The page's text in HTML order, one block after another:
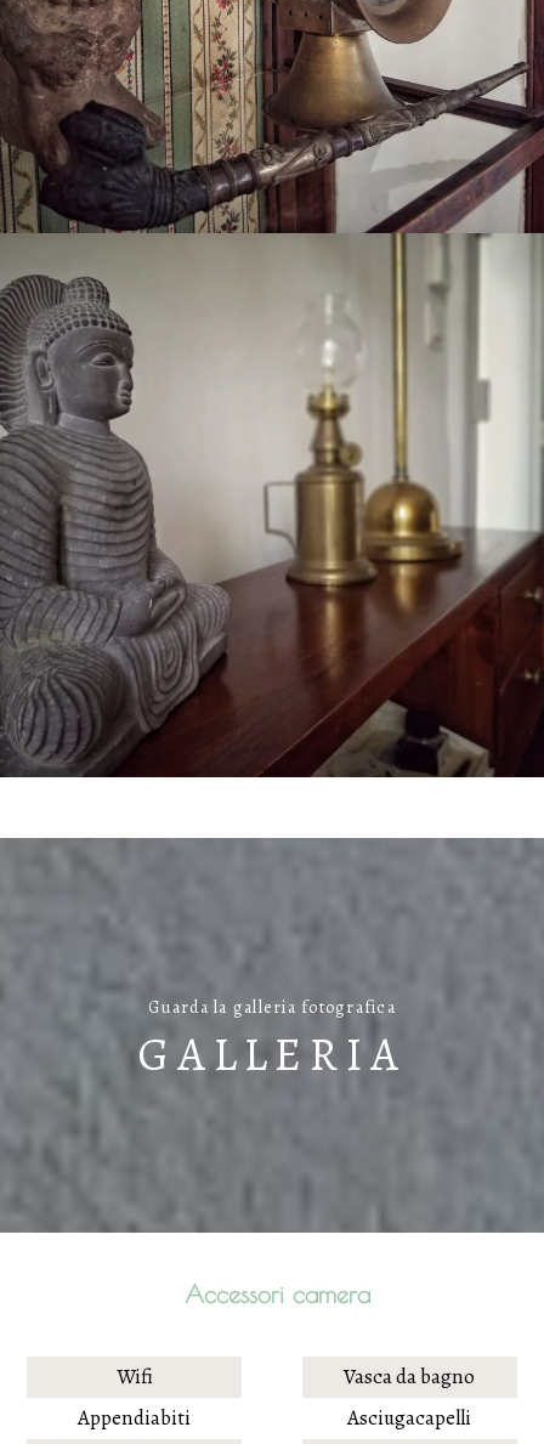
Guarda la galleria fotografica
GALLERIA
Accessori camera
Wifi
Appendiabiti
Vasca da bagno
Asciugacapelli